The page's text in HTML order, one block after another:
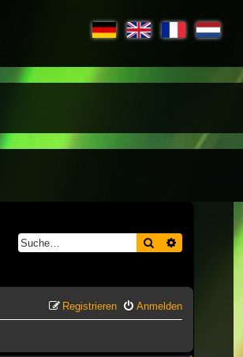
Suche Erweiterte
Anmelden
Registrieren